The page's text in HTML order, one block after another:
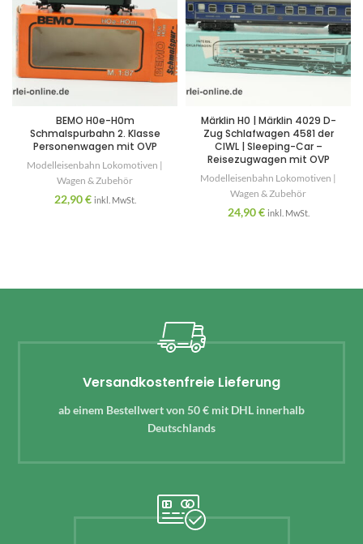
BEMO H0e-H0m
Schmalspurbahn 2. Klasse
Personenwagen mit OVP
Modelleisenbahn Lokomotiven |
Wagen & Zubehör
22,90€ inkl. MwSt.
Märklin H0 | Märklin 4029 D-
Zug Schlafwagen 4581 der
CIWL | Sleeping-Car –
Reisezugwagen mit OVP
Modelleisenbahn Lokomotiven |
Wagen & Zubehör
24,90€ inkl. MwSt.
Versandkostenfreie Lieferung
ab einem Bestellwert von 50 € mit DHL innerhalb
Deutschlands